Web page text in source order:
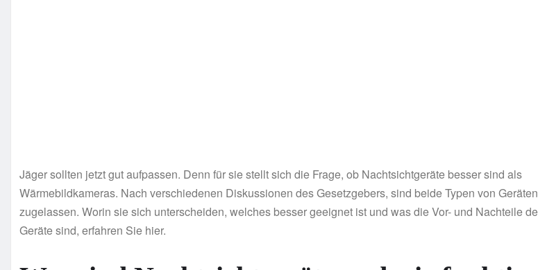
Jäger sollten jetzt gut aufpassen. Denn für sie stellt sich die Frage, ob Nachtsichtgeräte besser sind als
Wärmebildkameras. Nach verschiedenen Diskussionen des Gesetzgebers, sind beide Typen von
zugelassen. Worin sie sich unterscheiden, welches besser geeignet ist und was die Vor- und Nachteile
Geräte sind, erfahren Sie hier.